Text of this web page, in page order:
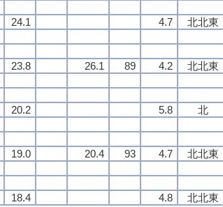
24.1 4.7
北北東
23.8 26.1 89 4.2 北北東
20.2 5.8
北
19.0 20.4 93 4.7 北北東
18.4 4.8 北北東